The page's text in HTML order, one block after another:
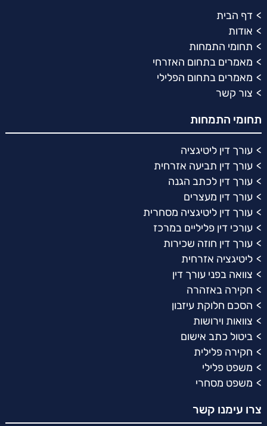
דף הבית
אודות
תחומי התמחות
מאמרים בתחום האזרחי
מאמרים בתחום הפלילי
צור קשר
תחומי התמחות
עורך דין ליטיגציה
עורך דין תביעה אזרחית
עורך דין לכתב הגנה
עורך דין מעצרים
עורך דין ליטיגציה מסחרית
עורכי דין פליליים במרכז
עורך דין חוזה שכירות
ליטיגציה אזרחית
צוואה בפני עורך דין
חקירה באזהרה
הסכם חלוקת עיזבון
צוואות וירושות
ביטול כתב אישום
חקירה פלילית
משפט פלילי
משפט מסחרי
צרו עימנו קשר